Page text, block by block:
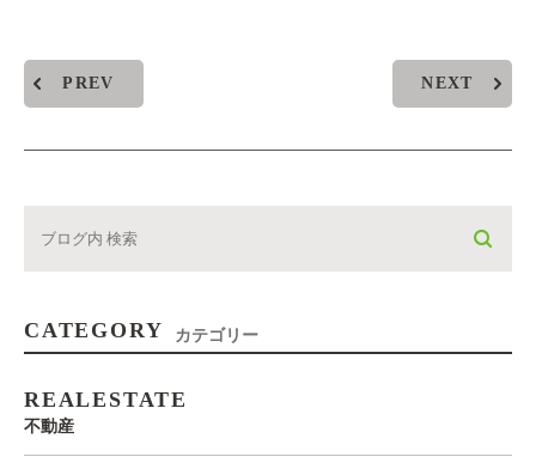
PREV NEXT
CATEGORY カテゴリー
REALESTATE
不動産